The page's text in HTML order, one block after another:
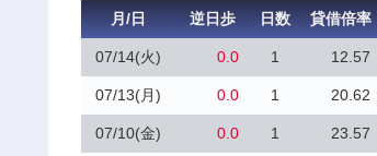
月/日 逆日歩 日数 貸借倍率
07/14(火) 0.0 1 12.57
07/13(月) 0.0 1 20.62
07/10(金) 0.0 1 23.57